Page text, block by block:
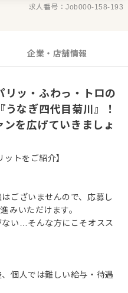
ートできる環境です。 ゆくゆ
求人番号：Job000-158-193
企業・店舗情報
リッ・ふわっ・トロの
うなぎ四代目菊川』！
を広げていきましょ
ットをご紹介】
ございませんので、応募し
みいただけます。
い…そんな方にこそオスス
個人では難しい給与・待遇